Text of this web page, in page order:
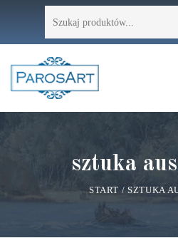
sztuka
START /SZTUKA